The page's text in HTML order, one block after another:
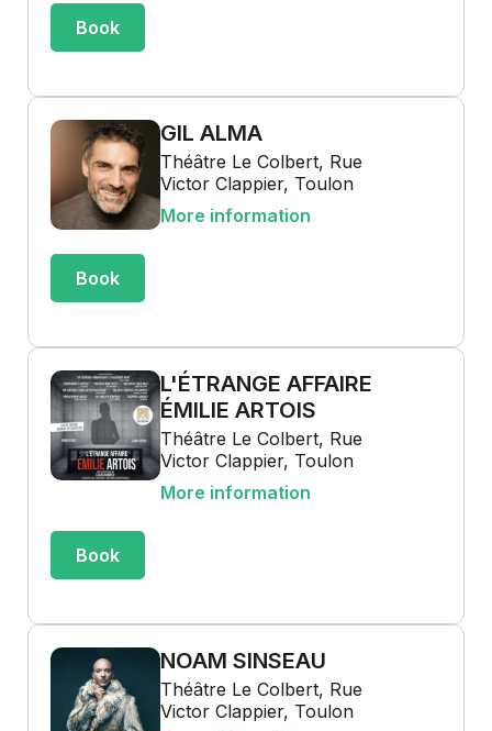
Book
GIL ALMA
Théâtre Le Colbert, Rue
Victor Clappier, Toulon
More information
Book
L'ÉTRANGE AFFAIRE
ÉMILIE ARTOIS
Théâtre Le Colbert, Rue
Victor Clappier, Toulon
More information
Book
NOAM SINSEAU
Théâtre Le Colbert, Rue
Victor Clappier, Toulon